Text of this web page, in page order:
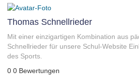
Thomas Schnellrieder
Mit einer einzigartigen Kombination aus
Schnellrieder für unsere Schul-Website
des Sports.
0 0 Bewertungen